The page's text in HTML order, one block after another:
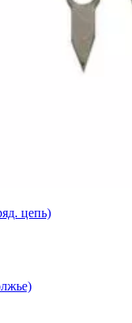
цепь)